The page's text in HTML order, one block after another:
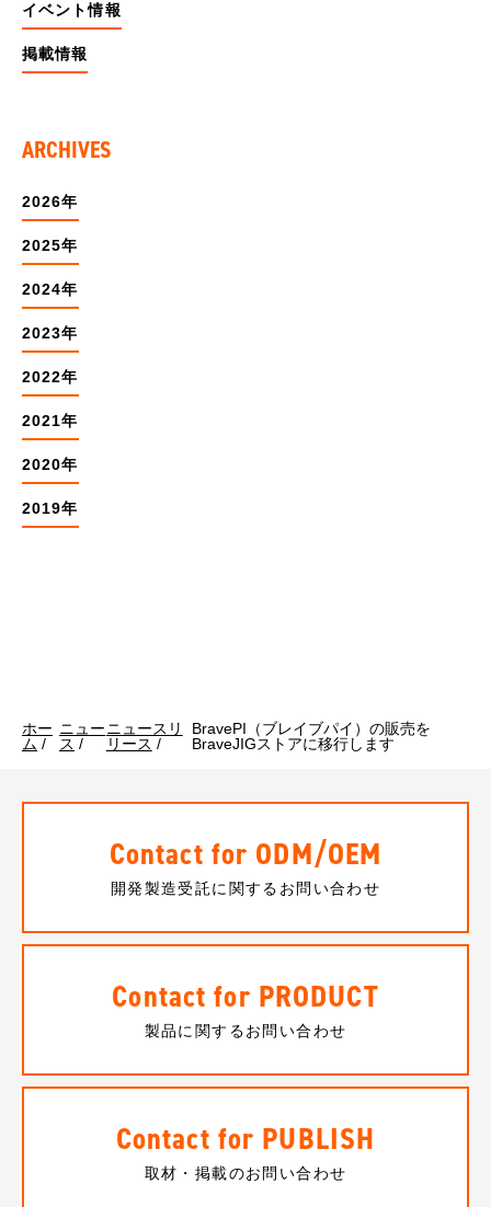
イベント情報
掲載情報
ARCHIVES
2026年
2025年
2024年
2023年
2022年
2021年
2020年
2019年
ホー
ム /
ニュー
ス /
ニュースリ
リース /
BravePI（ブレイブパイ）の販売を
BraveJIGストアに移行します
Contact for ODM/OEM
開発製造受託に関するお問い合わせ
Contact for PRODUCT
製品に関するお問い合わせ
Contact for PUBLISH
取材・掲載のお問い合わせ